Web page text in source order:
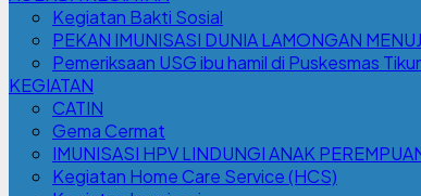
Kegiatan Bakti Sosial
PEKAN IMUNISASI DUNIA LAMONGAN
Pemeriksaan USG ibu hamil di Puskesmas
KEGIATAN
CATIN
Gema Cermat
IMUNISASI HPV LINDUNGI ANAK
Kegiatan Home Care Service (HCS)